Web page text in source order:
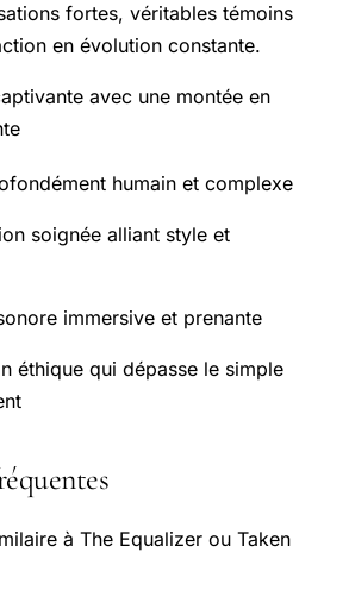
fortes, véritables témoins
en évolution constante.
avec une montée en
humain et complexe
soignée alliant style et
immersive et prenante
éthique qui dépasse le simple
à The Equalizer ou Taken